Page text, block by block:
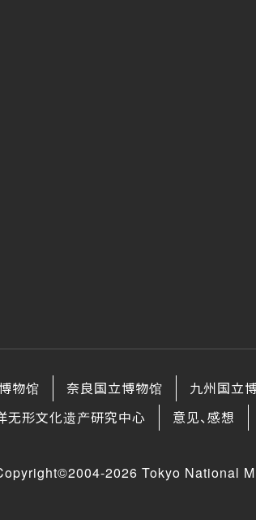
物馆 奈良国立博物馆 九州国立
无形文化遗产研究中心
意见、感想
2026 Tokyo National